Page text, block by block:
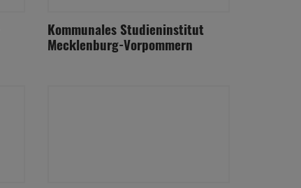
Kommunales Studieninstitut
Mecklenburg-Vorpommern